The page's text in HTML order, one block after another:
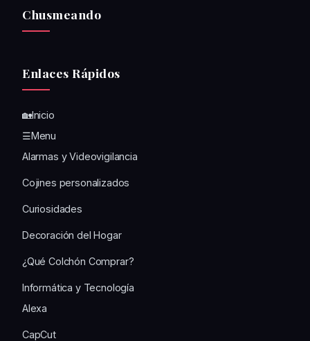
Chusmeando
Enlaces Rápidos
🏡Inicio
☰Menu
Alarmas y Videovigilancia
Cojines personalizados
Curiosidades
Decoración del Hogar
¿Qué Colchón Comprar?
Informática y Tecnología
Alexa
CapCut